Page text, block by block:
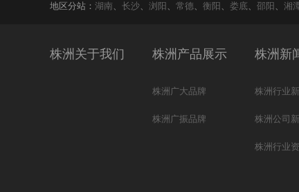
地区分站： 湖南、 长沙、 浏阳 、 常德、 衡阳 、 娄底、 邵阳 、 湘
株洲关于我们 株洲产品展示
株洲广大品牌
株洲广振品牌
株洲新
株洲行业
株洲公司
株洲行业